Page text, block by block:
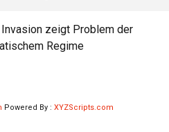
zeigt Problem der
Regime
Powered By : XYZScripts.com